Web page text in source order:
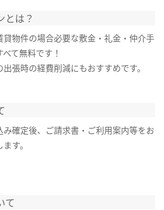
とは？
貸物件の場合必要な敷金・礼金・仲介手
て無料です！
出張時の経費削減にもおすすめです。
み確定後、ご請求書・ご利用案内等をお
す。
て